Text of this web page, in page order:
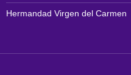
Hermandad Virgen del Carmen